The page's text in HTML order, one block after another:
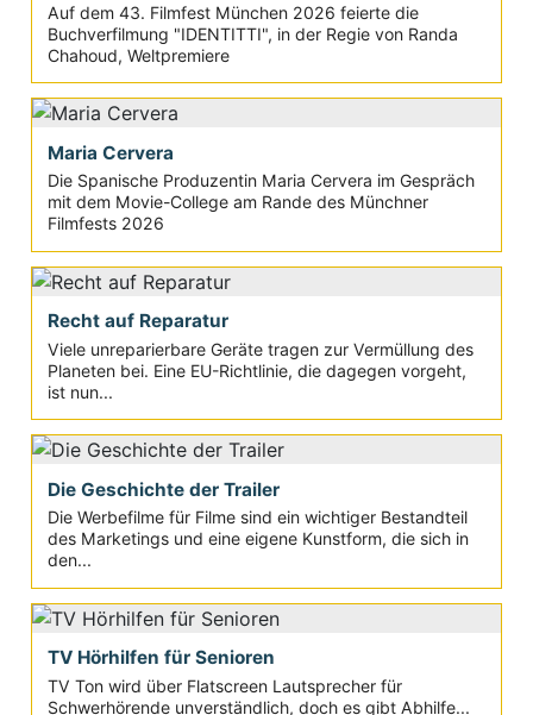
Auf dem 43. Filmfest München 2026 feierte die
Buchverfilmung "IDENTITTI", in der Regie von Randa
Chahoud, Weltpremiere
Maria Cervera
Die Spanische Produzentin Maria Cervera im Gespräch
mit dem Movie-College am Rande des Münchner
Filmfests 2026
Recht auf Reparatur
Viele unreparierbare Geräte tragen zur Vermüllung des
Planeten bei. Eine EU-Richtlinie, die dagegen vorgeht,
ist nun...
Die Geschichte der Trailer
Die Werbefilme für Filme sind ein wichtiger Bestandteil
des Marketings und eine eigene Kunstform, die sich in
den...
TV Hörhilfen für Senioren
TV Ton wird über Flatscreen Lautsprecher für
Schwerhörende unverständlich, doch es gibt Abhilfe...